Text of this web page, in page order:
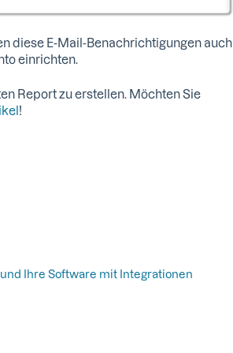
diese E-Mail-Benachrichtigungen auch
einrichten.
Report zu erstellen. Möchten Sie
!
Ihre Software mit Integrationen